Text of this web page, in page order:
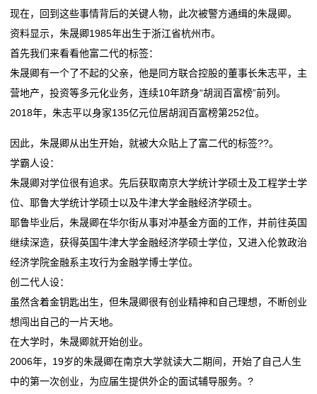
现在，回到这些事情背后的关键人物，此次被警方通缉的朱晟卿。
资料显示，朱晟卿1985年出生于浙江省杭州市。
首先我们来看看他富二代的标签：
朱晟卿有一个了不起的父亲，他是同方联合控股的董事长朱志平，主
营地产，投资等多元化业务，连续10年跻身“胡润百富榜”前列。
2018年，朱志平以身家135亿元位居胡润百富榜第252位。
因此，朱晟卿从出生开始，就被大众贴上了富二代的标签??。
学霸人设：
朱晟卿对学位很有追求。先后获取南京大学统计学硕士及工程学士学
位、耶鲁大学统计学硕士以及牛津大学金融经济学硕士。
耶鲁毕业后，朱晟卿在华尔街从事对冲基金方面的工作，并前往英国
继续深造，获得英国牛津大学金融经济学硕士学位，又进入伦敦政治
经济学院金融系主攻行为金融学博士学位。
创二代人设：
虽然含着金钥匙出生，但朱晟卿很有创业精神和自己理想，不断创业
想闯出自己的一片天地。
在大学时，朱晟卿就开始创业。
2006年，19岁的朱晟卿在南京大学就读大二期间，开始了自己人生
中的第一次创业，为应届生提供外企的面试辅导服务。?